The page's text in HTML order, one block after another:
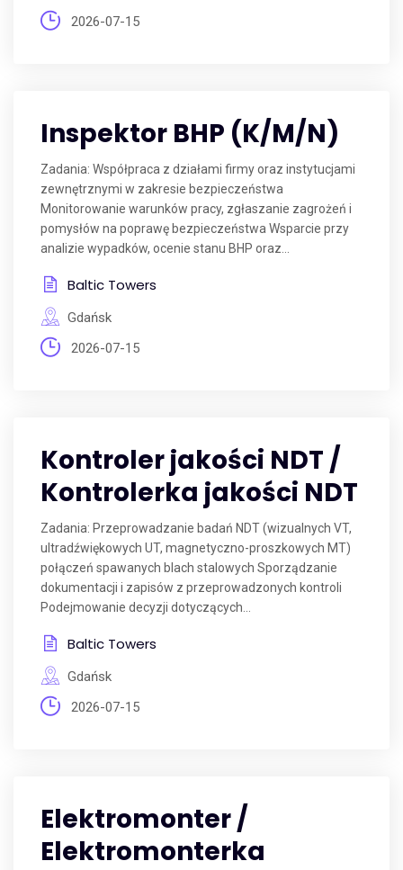
2026-07-15
Inspektor BHP (K/M/N)
Zadania: Współpraca z działami firmy oraz instytucjami
zewnętrznymi w zakresie bezpieczeństwa
Monitorowanie warunków pracy, zgłaszanie zagrożeń i
pomysłów na poprawę bezpieczeństwa Wsparcie przy
analizie wypadków, ocenie stanu BHP oraz...
Baltic Towers
Gdańsk
2026-07-15
Kontroler jakości NDT /
Kontrolerka jakości NDT
Zadania: Przeprowadzanie badań NDT (wizualnych VT,
ultradźwiękowych UT, magnetyczno-proszkowych MT)
połączeń spawanych blach stalowych Sporządzanie
dokumentacji i zapisów z przeprowadzonych kontroli
Podejmowanie decyzji dotyczących...
Baltic Towers
Gdańsk
2026-07-15
Elektromonter /
Elektromonterka